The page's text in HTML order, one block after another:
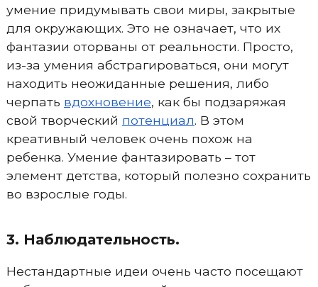
умение придумывать свои миры, закрытые
для окружающих. Это не означает, что их
фантазии оторваны от реальности. Просто,
из-за умения абстрагироваться, они могут
находить неожиданные решения, либо
черпать вдохновение, как бы подзаряжая
свой творческий потенциал. В этом
креативный человек очень похож на
ребенка. Умение фантазировать – тот
элемент детства, который полезно сохранить
во взрослые годы.
3. Наблюдательность.
Нестандартные идеи очень часто посещают